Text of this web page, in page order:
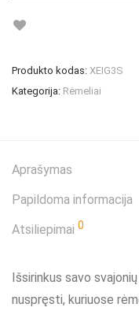
Produkto kodas: XEIG3S
Kategorija: Rėmeliai
Aprašymas
Papildoma informacija
Atsiliepimai 0
Išsirinkus savo
nuspręsti, kuriuose